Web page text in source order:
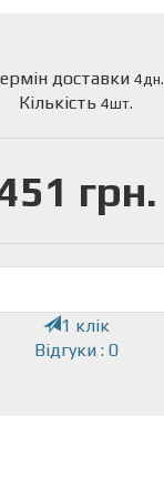
доставки 4дн.
Кількість 4шт.
грн.
1 клік
Відгуки : 0